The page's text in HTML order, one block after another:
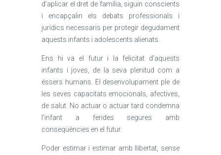
d’aplicar el dret de família, siguin conscients
i encapçalin els debats professionals i
jurídics necessaris per protegir degudament
aquests infants i adolescents alienats.
Ens hi va el futur i la felicitat d’aquests
infants i joves, de la seva plenitud com a
éssers humans. El desenvolupament ple de
les seves capacitats emocionals, afectives,
de salut. No actuar o actuar tard condemna
l’infant a ferides segures amb
conseqüències en el futur.
Poder estimar i estimar amb llibertat, sense